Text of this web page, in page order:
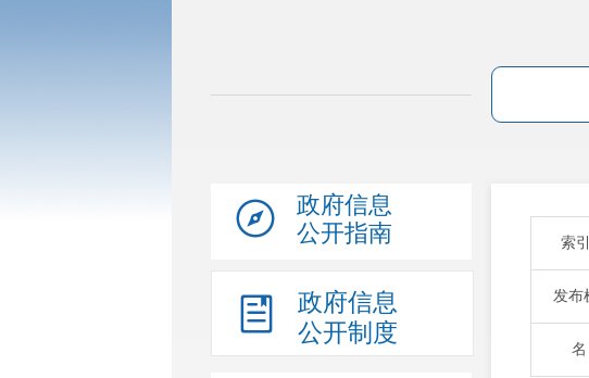
政府信息
公开指南
政府信息
公开制度
索
发布